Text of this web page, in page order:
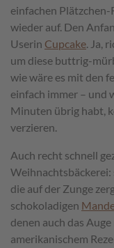
einfachen
wieder auf. Den
Userin Cupcake. Ja,
um diese buttrig-
wie wäre es mit den
einfach immer – und
Minuten übrig habt,
verzieren.
Auch recht schnell
Weihnachtsbäckerei:
die auf der Zunge
schokoladigen
denen auch das
amerikanischem